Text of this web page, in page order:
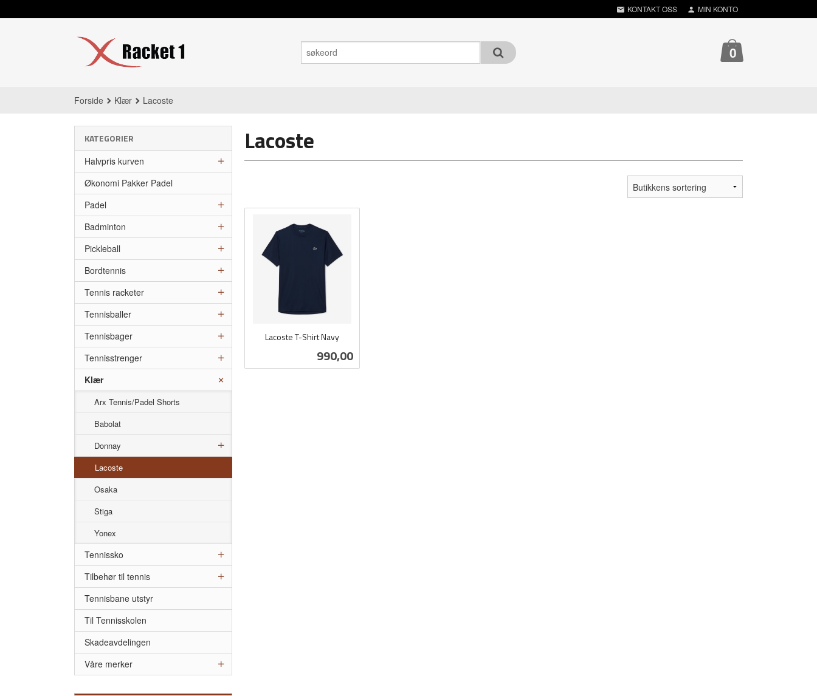
til
KONTAKT OSS MIN KONTO
0
Forside Klær Lacoste
Lacoste
Lacoste T-Shirt Navy
Pris
990,00
KATEGORIER
Halvpris kurven
Økonomi Pakker Padel
Padel
Badminton
Pickleball
Bordtennis
Tennis racketer
Tennisballer
Tennisbager
Tennisstrenger
Klær
Arx Tennis/Padel Shorts
Babolat
Donnay
Lacoste
Osaka
Stiga
Yonex
Tennissko
Tilbehør til tennis
Tennisbane utstyr
Til Tennisskolen
Skadeavdelingen
Våre merker